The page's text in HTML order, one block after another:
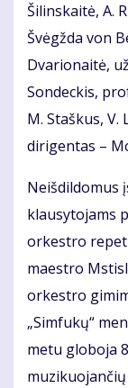
Šilinskaitė, A.
Švėgžda von
Dvarionaitė,
Sondeckis,
M. Staškus,
dirigentas –
Neišdildomus
klausytojams
orkestro
maestro
orkestro
„Simfukų“
metu globoja